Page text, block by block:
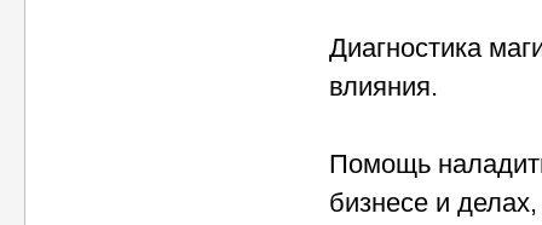
Диагностика
влияния.
Помощь
бизнесе и